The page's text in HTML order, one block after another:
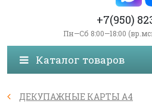
+7(950)
Пн—Сб 8:00—18:00
Каталог товаров
ДЕКУПАЖНЫЕ КАРТЫ А4